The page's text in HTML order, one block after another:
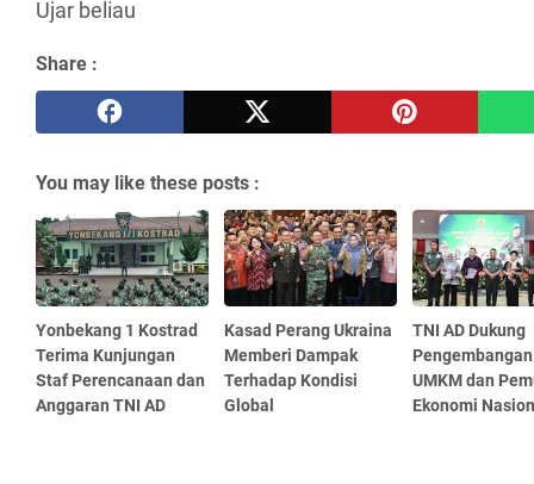
Ujar beliau
Share :
You may like these posts :
Yonbekang 1 Kostrad
Terima Kunjungan
Staf Perencanaan dan
Anggaran TNI AD
Kasad Perang Ukraina
Memberi Dampak
Terhadap Kondisi
Global
TNI AD Dukung
Pengembangan
UMKM dan
Ekonomi